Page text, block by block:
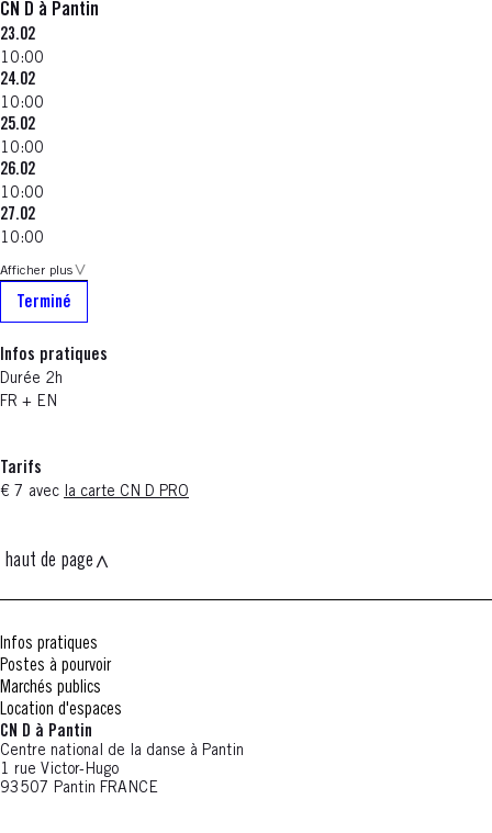
CN D à Pantin
23.02
10:00
24.02
10:00
25.02
10:00
26.02
10:00
27.02
10:00
Afficher plus
Terminé
Infos pratiques
Durée 2h
FR + EN
Tarifs
€ 7 avec la carte CN D PRO
haut de page
Infos pratiques
Postes à pourvoir
Marchés publics
Location d'espaces
CN D à Pantin
Centre national de la danse à Pantin
1 rue Victor-Hugo
93507 Pantin FRANCE